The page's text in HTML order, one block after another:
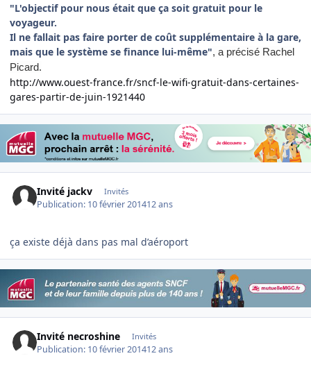
"L'objectif pour nous était que ça soit gratuit pour le
voyageur.
Il ne fallait pas faire porter de coût supplémentaire à la gare,
mais que le système se finance lui-même", a précisé Rachel
Picard.
http://www.ouest-france.fr/sncf-le-wifi-gratuit-dans-certaines-
gares-partir-de-juin-1921440
Invité jackv Invités
Publication: 10 février 201412 ans
ça existe déjà dans pas mal d’aéroport
Invité necroshine Invités
Publication: 10 février 201412 ans